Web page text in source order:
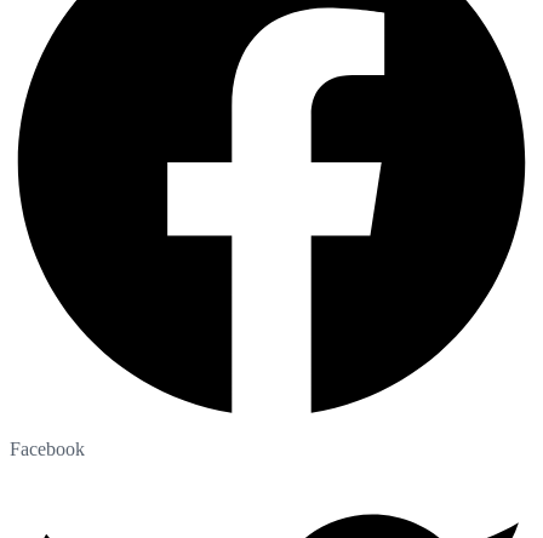
Facebook